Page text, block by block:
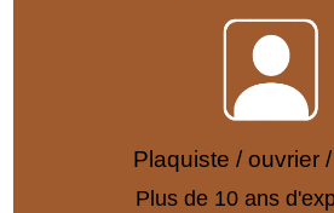
Plaquiste / ouvrier
Plus de 10 ans